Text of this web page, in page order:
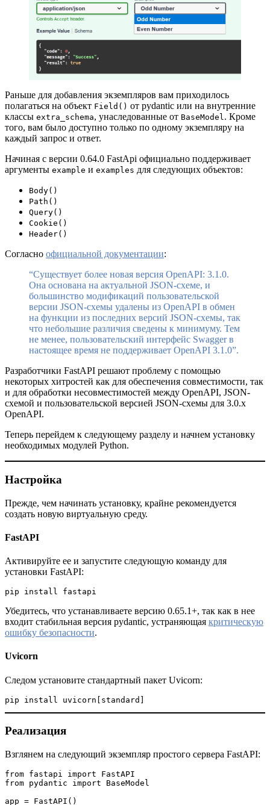
Раньше для добавления экземпляров вам приходилось
полагаться на объект Field() от pydantic или на внутренние
классы extra_schema, унаследованные от BaseModel. Кроме
того, вам было доступно только по одному экземпляру на
каждый запрос и ответ.
Начиная с версии 0.64.0 FastApi официально поддерживает
аргументы example и examples для следующих объектов:
Body()
Path()
Query()
Cookie()
Header()
Согласно официальной документации:
“Существует более новая версия OpenAPI: 3.1.0.
Она основана на актуальной JSON-схеме, и
большинство модификаций пользовательской
версии JSON-схемы удалены из OpenAPI в обмен
на функции из последних версий JSON-схемы, так
что небольшие различия сведены к минимуму. Тем
не менее, пользовательский интерфейс Swagger в
настоящее время не поддерживает OpenAPI 3.1.0”.
Разработчики FastAPI решают проблему с помощью
некоторых хитростей как для обеспечения совместимости, так
и для обработки несовместимостей между OpenAPI, JSON-
схемой и пользовательской версией JSON-схемы для 3.0.x
OpenAPI.
Теперь перейдем к следующему разделу и начнем установку
необходимых модулей Python.
Настройка
Прежде, чем начинать установку, крайне рекомендуется
создать новую виртуальную среду.
FastAPI
Активируйте ее и запустите следующую команду для
установки FastAPI:
pip install fastapi
Убедитесь, что устанавливаете версию 0.65.1+, так как в нее
входит стабильная версия pydantic, устраняющая критическую
ошибку безопасности.
Uvicorn
Следом установите стандартный пакет Uvicorn:
pip install uvicorn[standard]
Реализация
Взглянем на следующий экземпляр простого сервера FastAPI:
from fastapi import FastAPI
from pydantic import BaseModel
app = FastAPI()